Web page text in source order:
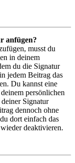
anfügen?
musst du
in deinem
du die Signatur
jedem Beitrag das
Du kannst eine
persönlichen
Signatur
dennoch ohne
dort einfach das
deaktivieren.